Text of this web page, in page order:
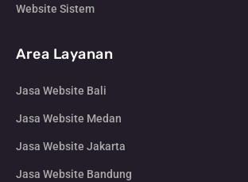
Website Sistem
Area Layanan
Jasa Website Bali
Jasa Website Medan
Jasa Website Jakarta
Jasa Website Bandung